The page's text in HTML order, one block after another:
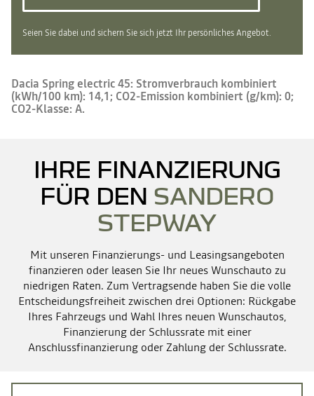
Seien Sie dabei und sichern Sie sich jetzt Ihr persönliches Angebot.
Dacia Spring electric 45: Stromverbrauch kombiniert
(kWh/100 km): 14,1; CO2-Emission kombiniert (g/km): 0;
CO2-Klasse: A.
IHRE FINANZIERUNG
FÜR DEN SANDERO
STEPWAY
Mit unseren Finanzierungs- und Leasingsangeboten
finanzieren oder leasen Sie Ihr neues Wunschauto zu
niedrigen Raten. Zum Vertragsende haben Sie die volle
Entscheidungsfreiheit zwischen drei Optionen: Rückgabe
Ihres Fahrzeugs und Wahl Ihres neuen Wunschautos,
Finanzierung der Schlussrate mit einer
Anschlussfinanzierung oder Zahlung der Schlussrate.